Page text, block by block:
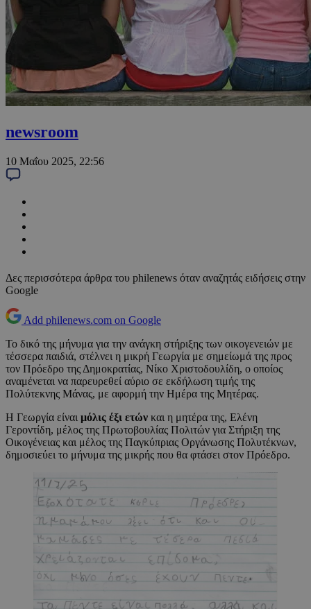
newsroom
10 Μαΐου 2025, 22:56
Δες περισσότερα άρθρα του philenews όταν αναζητάς ειδήσεις στην
Google
Add philenews.com on Google
Το δικό της μήνυμα για την ανάγκη στήριξης των οικογενειών με
τέσσερα παιδιά, στέλνει η μικρή Γεωργία με σημείωμά της προς
τον Πρόεδρο της Δημοκρατίας, Νίκο Χριστοδουλίδη, ο οποίος
αναμένεται να παρευρεθεί αύριο σε εκδήλωση τιμής της
Πολύτεκνης Μάνας, με αφορμή την Ημέρα της Μητέρας.
Η Γεωργία είναι μόλις έξι ετών και η μητέρα της, Ελένη
Γεροντίδη, μέλος της Πρωτοβουλίας Πολιτών για Στήριξη της
Οικογένειας και μέλος της Παγκύπριας Οργάνωσης Πολυτέκνων,
δημοσιεύει το μήνυμα της μικρής που θα φτάσει στον Πρόεδρο.